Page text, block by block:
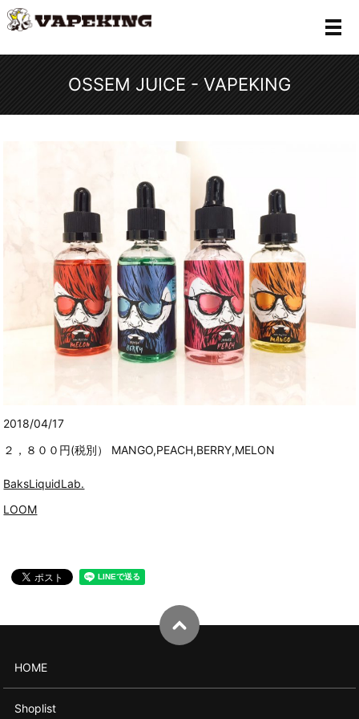
メ
OSSEM JUICE - VAPEKING
2018/04/17
２，８００円(税別） MANGO,PEACH,BERRY,MELON
BaksLiquidLab.
LOOM
HOME
Shoplist